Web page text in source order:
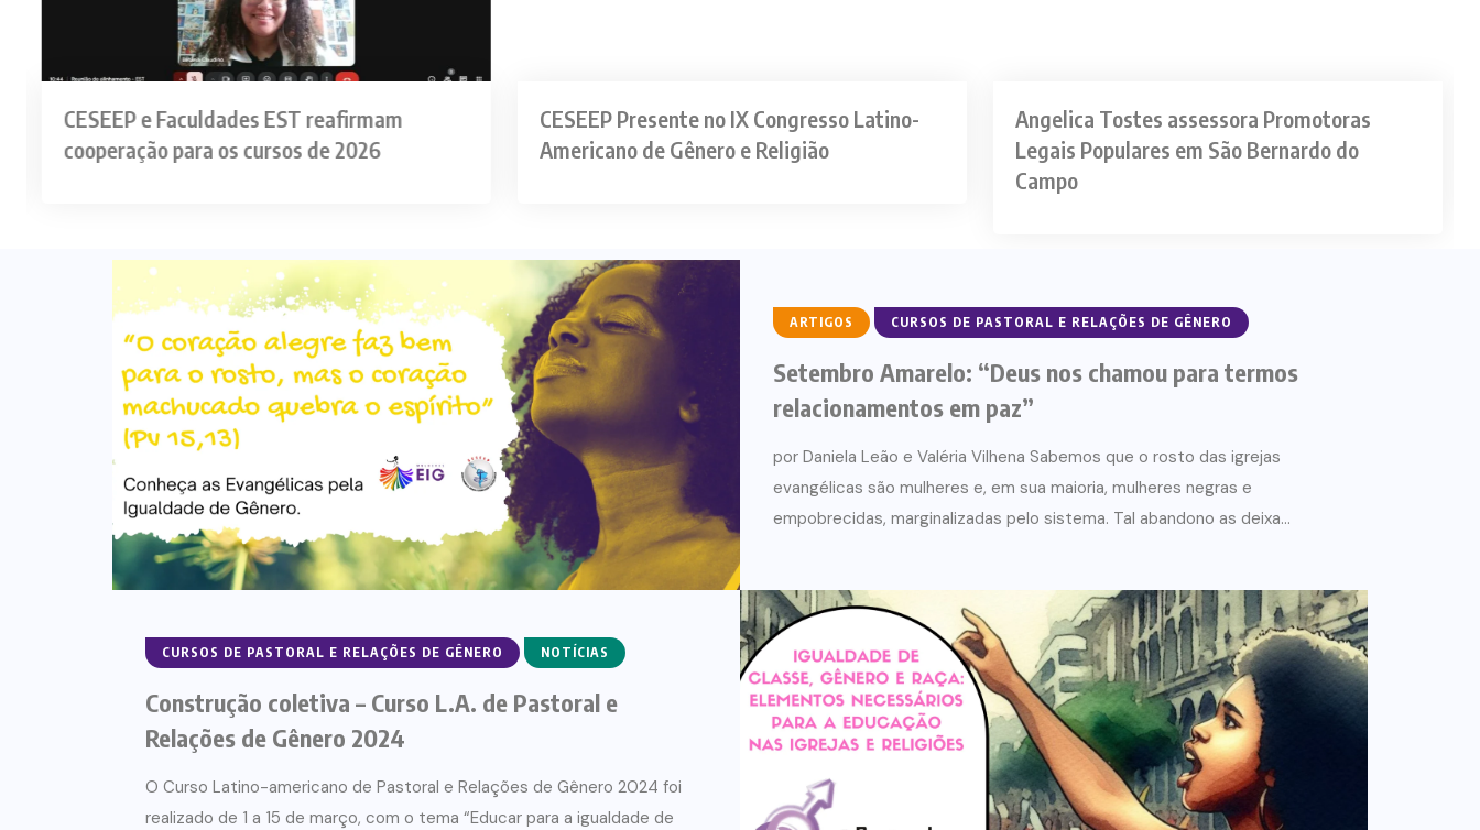
CESEEP e Faculdades EST reafirmam
cooperação para os cursos de 2026
CESEEP Presente no IX Congresso Latino-
Americano de Gênero e Religião
Angelica Tostes assessora Promotoras
Legais Populares em São Bernardo do
Campo
ARTIGOS CURSOS DE PASTORAL E RELAÇÕES DE GÊNERO
Setembro Amarelo: “Deus nos chamou para termos
relacionamentos em paz”
por Daniela Leão e Valéria Vilhena Sabemos que o rosto das igrejas
evangélicas são mulheres e, em sua maioria, mulheres negras e
empobrecidas, marginalizadas pelo sistema. Tal abandono as deixa...
CURSOS DE PASTORAL E RELAÇÕES DE GÊNERO NOTÍCIAS
Construção coletiva – Curso L.A. de Pastoral e
Relações de Gênero 2024
O Curso Latino-americano de Pastoral e Relações de Gênero 2024 foi
realizado de 1 a 15 de março, com o tema “Educar para a igualdade de